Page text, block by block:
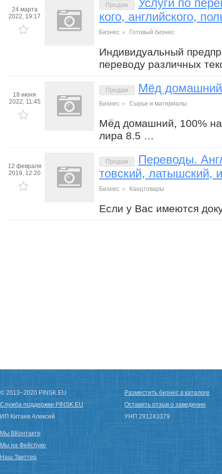
24 марта
2022, 19:17
Продам
Услуги по
кого, английского,
Бизнес » Готовый бизнес
Индивидуальный
переводу различных
18 июня
2022, 11:45
Продам Мёд
Бизнес » Сырье и материалы
Мёд домашний, 100%
лира 8.5 …
12 февраля
2019, 12:20
Продам
Переводы.
товский, латышский,
Бизнес » Канцтовары
Если у Вас имеются
© 2013−2020 PINSK.EU
Служба поддержки PINSK.EU
ИП Китаев Алексей
Разместить бизнес в каталоге
Оставить отзыв о заведении
УНП 291243379
Мы ВКонтакте
Мы на Фейсбуке
Наш Твиттер